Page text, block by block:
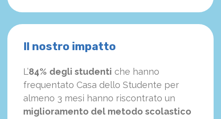
Il nostro impatto
L’84% degli studenti che hanno
frequentato Casa dello Studente per
almeno 3 mesi hanno riscontrato un
miglioramento del metodo scolastico